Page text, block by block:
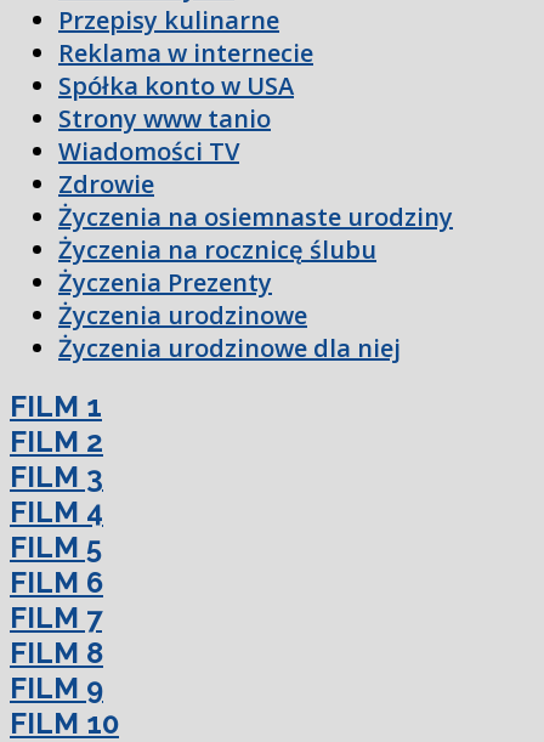
Przepisy kulinarne
Reklama w internecie
Spółka konto w USA
Strony www tanio
Wiadomości TV
Zdrowie
Życzenia na osiemnaste urodziny
Życzenia na rocznicę ślubu
Życzenia Prezenty
Życzenia urodzinowe
Życzenia urodzinowe dla niej
FILM 1
FILM 2
FILM 3
FILM 4
FILM 5
FILM 6
FILM 7
FILM 8
FILM 9
FILM 10